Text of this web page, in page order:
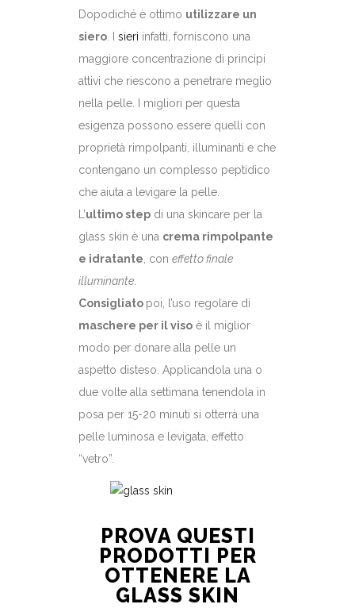
Dopodiché è ottimo utilizzare un
siero
sieri infatti, forniscono una
maggiore concentrazione di principi
attivi che riescono a penetrare meglio
nella pelle. I migliori per questa
esigenza possono essere quelli con
proprietà rimpolpanti, illuminanti e che
contengano un complesso peptidico
che aiuta a levigare la pelle.
L’ultimo step di una skincare per la
glass skin è una crema rimpolpante
e idratante , con effetto finale
illuminante
Consigliato poi, l’uso regolare di
maschere per il viso è il miglior
modo per donare alla pelle un
aspetto disteso. Applicandola una o
due volte alla settimana tenendola in
posa per 15-20 minuti si otterrà una
pelle luminosa e levigata, effetto
“vetro”.
PROVA QUESTI
PRODOTTI PER
OTTENERE LA
GLASS SKIN